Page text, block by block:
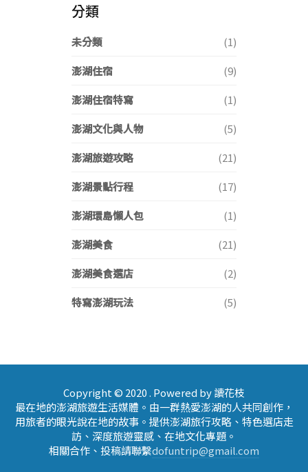
分類
未分類
(1)
澎湖住宿
(9)
澎湖住宿特寫
(1)
澎湖文化與人物
(5)
澎湖旅遊攻略
(21)
澎湖景點行程
(17)
澎湖環島懶人包
(1)
澎湖美食
(21)
澎湖美食選店
(2)
特寫澎湖玩法
(5)
Copyright © 2020 . Powered by 讀花枝
最在地的澎湖旅遊生活媒體。由一群熱愛澎湖的人共同創作，
用旅者的眼光說在地的故事。提供澎湖旅行攻略、特色選店走
訪、深度旅遊靈感、在地文化專題。
相關合作、投稿請聯繫dofuntrip@gmail.com